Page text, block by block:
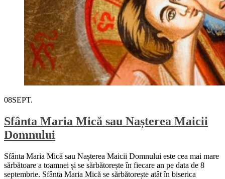
08SEPT.
Sfânta Maria Mică sau Nașterea Maicii
Domnului
Sfânta Maria Mică sau Nașterea Maicii Domnului este cea mai mare
sărbătoare a toamnei și se sărbătorește în fiecare an pe data de 8
septembrie. Sfânta Maria Mică se sărbătorește atât în biserica